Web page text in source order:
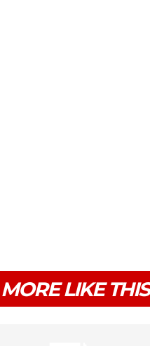
MORE LIKE THIS